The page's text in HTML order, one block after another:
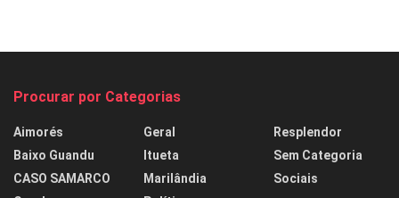
Procurar por Categorias
Aimorés
Baixo Guandu
CASO SAMARCO
Geral
Itueta
Marilândia
Resplendor
Sem Categoria
Sociais